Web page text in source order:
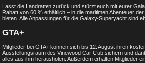
Lasst die Landratten zurück und stürzt euch mit eurer
Rabatt von 60 % erhältlich – in die maritimen Abenteuer
bieten. Alle Anpassungen für die Galaxy-Superyacht sind
GTA+
Mitglieder bei GTA+ können sich bis 12. August ihren
Ausstellungsraum des Vinewood Car Club sichern und
alles aus ihm herausholen. Außerdem erhalten Mitglieder